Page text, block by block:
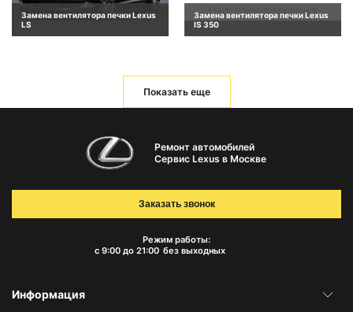
Замена вентилятора печки Lexus
LS
Замена вентилятора печки Lexus
IS 350
Показать еще
Ремонт автомобилей
Сервис Lexus в Москве
Режим работы:
с 9:00 до 21:00 без выходных
Заказать звонок
Информация